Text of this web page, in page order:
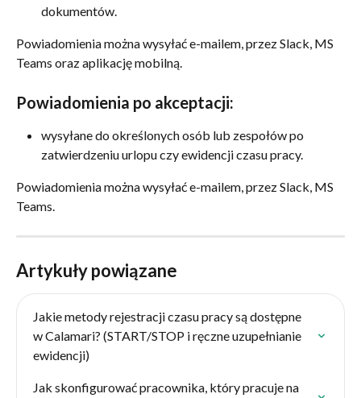
dokumentów.
Powiadomienia można wysyłać e-mailem, przez Slack, MS
Teams oraz aplikację mobilną.
Powiadomienia po akceptacji:
wysyłane do określonych osób lub zespołów po
zatwierdzeniu urlopu czy ewidencji czasu pracy.
Powiadomienia można wysyłać e-mailem, przez Slack, MS
Teams.
Artykuły powiązane
Jakie metody rejestracji czasu pracy są dostępne
w Calamari? (START/STOP i ręczne uzupełnianie
ewidencji)
Jak skonfigurować pracownika, który pracuje na